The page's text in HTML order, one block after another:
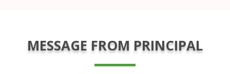
MESSAGE FROM PRINCIPAL